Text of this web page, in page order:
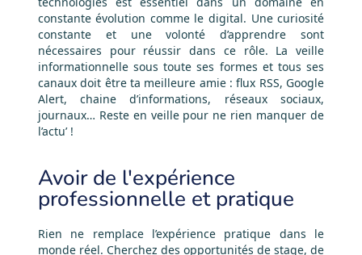
constante évolution comme le digital. Une curiosité
constante et une volonté d’apprendre sont
nécessaires pour réussir dans ce rôle. La veille
informationnelle sous toute ses formes et tous ses
canaux doit être ta meilleure amie : flux RSS, Google
Alert, chaine d’informations, réseaux sociaux,
journaux… Reste en veille pour ne rien manquer de
l’actu’ !
Avoir de l'expérience
professionnelle et pratique
Rien ne remplace l’expérience pratique dans le
monde réel. Cherchez des opportunités de stage, de